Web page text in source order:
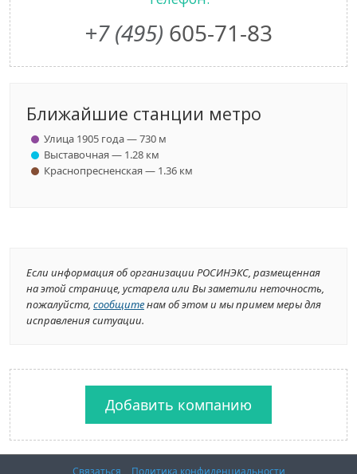
+7 (495) 605-71-83
Ближайшие станции метро
Улица 1905 года — 730 м
Выставочная — 1.28 км
Краснопресненская — 1.36 км
Если информация об организации РОСИНЭКС, размещенная
на этой странице, устарела или Вы заметили неточность,
пожалуйста, сообщитенам об этом и мы примем меры для
исправления ситуации.
Добавить компанию
Связаться Политика конфиденциальности